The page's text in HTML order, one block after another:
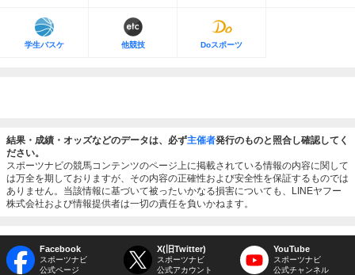
学生バスケ 他競技 Doスポーツ
結果・成績・オッズなどのデータは、必ず主催者発行のものと照合し確認してく
ださい。
スポーツナビの競馬コンテンツのページ上に掲載されている情報の内容に関して
は万全を期しておりますが、その内容の正確性および安全性を保証するものでは
ありません。当該情報に基づいて被ったいかなる損害についても、LINEヤフー
株式会社および情報提供者は一切の責任を負いかねます。
Facebook
スポーツナビ
公式ページ
X(旧Twitter)
スポーツナビ
公式アカウント
YouTube
スポーツナビ
公式チャンネル